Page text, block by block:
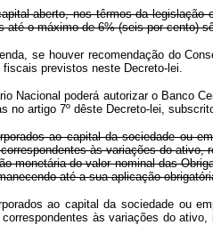
aberto, nos têrmos da
até o máximo de 6% (seis por cento)
se houver recomendação do
previstos neste Decreto-lei.
poderá autorizar o Banco
no artigo 7º dêste Decreto-lei,
ao capital da sociedade ou
às variações do
do valor nominal das
até a sua aplicação
ao capital da sociedade ou
às variações do